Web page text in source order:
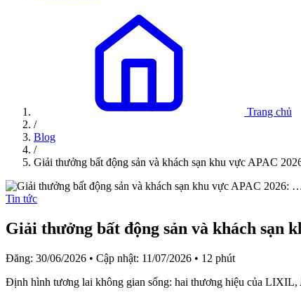
Trang chủ
/
Blog
/
Giải thưởng bất động sản và khách sạn khu vực APAC
Tin tức
Giải thưởng bất động sản và khách sạn
Đăng: 30/06/2026 • Cập nhật: 11/07/2026 • 12 phút
Định hình tương lai không gian sống: hai thương hiệu của LIXIL,